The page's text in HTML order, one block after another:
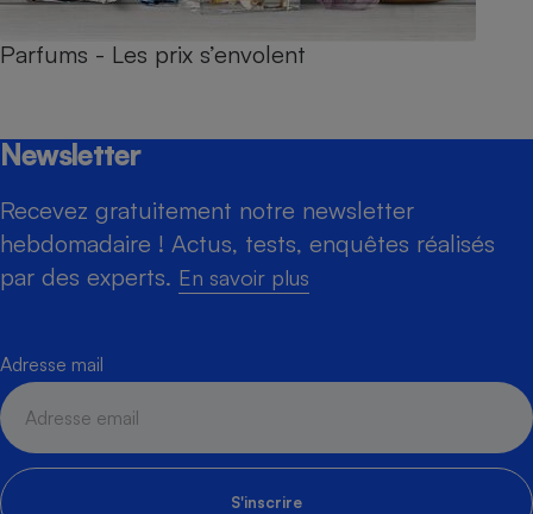
Parfums - Les prix s’envolent
Newsletter
Recevez gratuitement notre newsletter
hebdomadaire ! Actus, tests, enquêtes réalisés
par des experts. En savoir plus
Adresse mail
S'inscrire